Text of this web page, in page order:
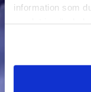
information som